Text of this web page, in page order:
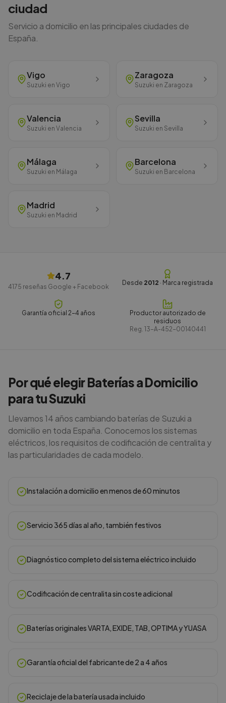
ciudad
Servicio a domicilio en las principales ciudades de
España.
Vigo
Suzuki en Vigo
Zaragoza
Suzuki en Zaragoza
Valencia
Suzuki en Valencia
Sevilla
Suzuki en Sevilla
Málaga
Suzuki en Málaga
Barcelona
Suzuki en Barcelona
Madrid
Suzuki en Madrid
4.7
4175 reseñas Google + Facebook
Desde 2012 · Marca registrada
Garantía oficial 2-4 años
Productor autorizado de
residuos
Reg. 13-A-452-00140441
Por qué elegir Baterías a Domicilio
para tu Suzuki
Llevamos 14 años cambiando baterías de Suzuki a
domicilio en toda España. Conocemos los sistemas
eléctricos, los requisitos de codificación de centralita y
las particularidades de cada modelo.
Instalación a domicilio en menos de 60 minutos
Servicio 365 días al año, también festivos
Diagnóstico completo del sistema eléctrico incluido
Codificación de centralita sin coste adicional
Baterías originales VARTA, EXIDE, TAB, OPTIMA y YUASA
Garantía oficial del fabricante de 2 a 4 años
Reciclaje de la batería usada incluido